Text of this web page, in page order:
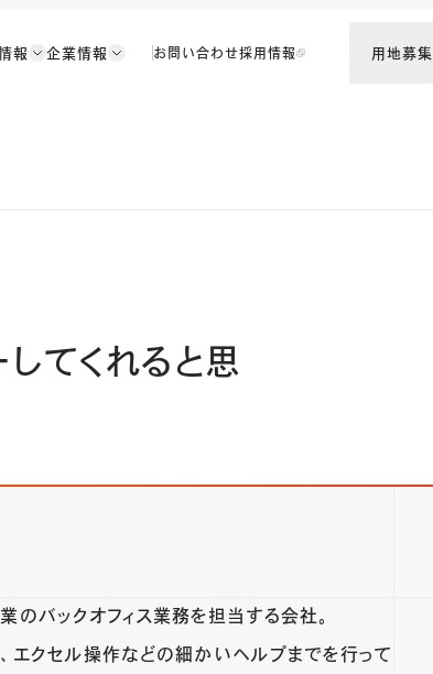
報 企業情報 お問い合わせ採用情報 用地募集
てくれると思
バックオフィス業務を担当する会社。
エクセル操作などの細かいヘルプまでを行って